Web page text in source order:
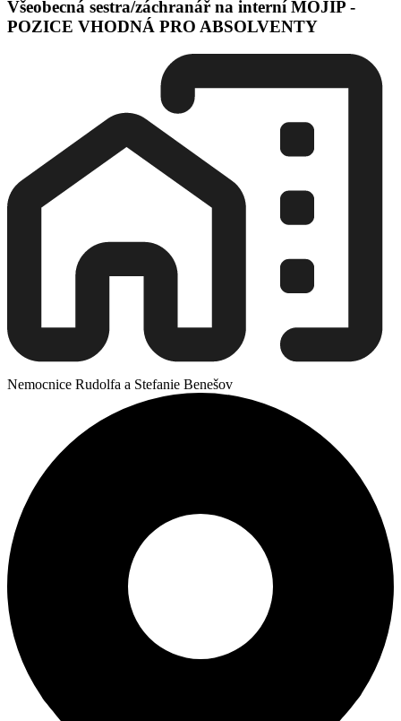
Všeobecná sestra/záchranář na interní MOJIP -
POZICE VHODNÁ PRO ABSOLVENTY
Nemocnice Rudolfa a Stefanie Benešov